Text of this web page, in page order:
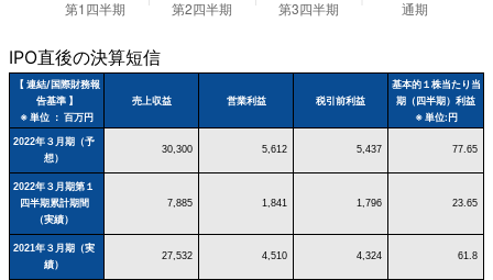
IPO直後の決算短信
【 連結/国際財務報
告基準 】
※ 単位 ： 百万円
売上収益 営業利益 税引前利益
基本的１株当たり当
期（四半期）利益
※ 単位:円
2022年３月期（予
想）
30,300 5,612 5,437 77.65
2022年３月期第１
四半期累計期間
（実績）
7,885 1,841 1,796 23.65
2021年３月期（実
績）
27,532 4,510 4,324 61.8